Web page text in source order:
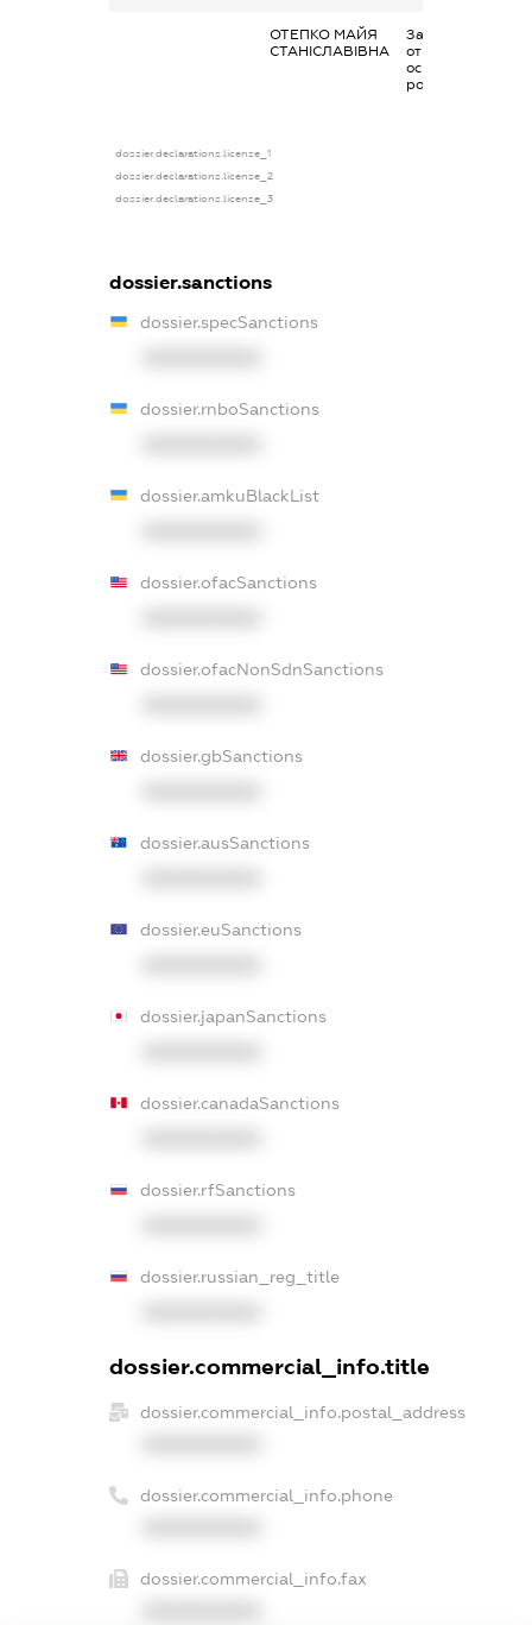
ОТЕПКО МАЙЯ
СТАНІСЛАВІВНА
Заробітна плата
отримана за
основним місцем
роботи
dossier.declarations.license_1
dossier.declarations.license_2
dossier.declarations.license_3
dossier.sanctions
dossier.specSanctions
dossier.rnboSanctions
dossier.amkuBlackList
dossier.ofacSanctions
dossier.ofacNonSdnSanctions
dossier.gbSanctions
dossier.ausSanctions
dossier.euSanctions
dossier.japanSanctions
dossier.canadaSanctions
dossier.rfSanctions
dossier.russian_reg_title
dossier.commercial_info.title
dossier.commercial_info.postal_address
dossier.commercial_info.phone
dossier.commercial_info.fax